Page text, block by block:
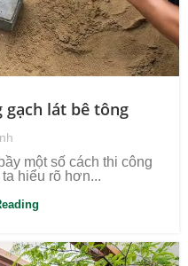
lát bê tông
một số cách thi công
hiểu rõ hơn...